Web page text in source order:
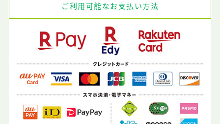
ご利用可能なお支払い方法